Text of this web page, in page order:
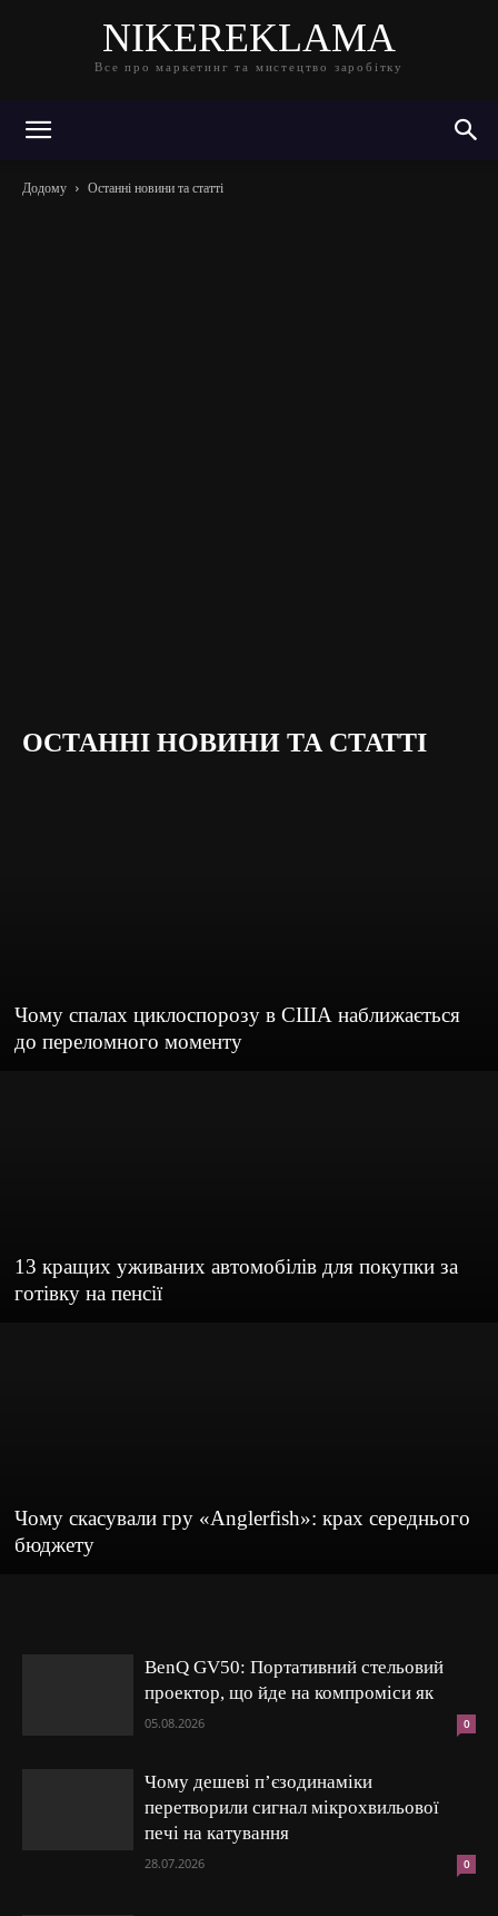
NIKEREKLAMA
Все про маркетинг та мистецтво заробітку
Додому Останні новини та статті
ОСТАННІ НОВИНИ ТА СТАТТІ
Чому спалах циклоспорозу в США наближається
до переломного моменту
13 кращих уживаних автомобілів для покупки за
готівку на пенсії
Чому скасували гру «Anglerfish»: крах середнього
бюджету
BenQ GV50: Портативний стельовий
проектор, що йде на компроміси як
05.08.2026 0
Чому дешеві п’єзодинаміки
перетворили сигнал мікрохвильової
печі на катування
28.07.2026 0